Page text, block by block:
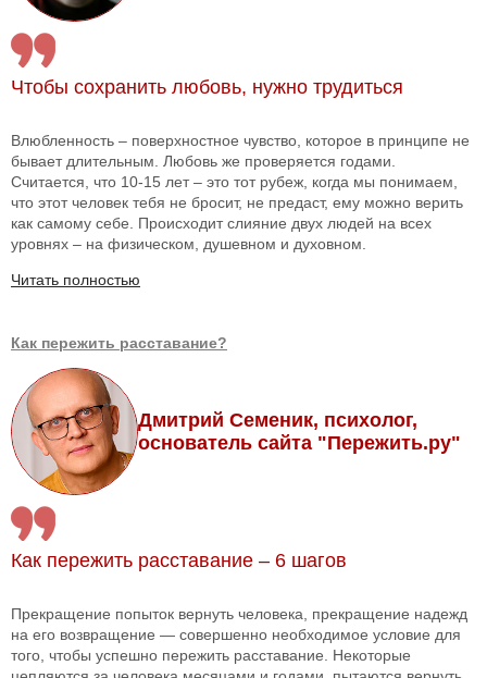
Чтобы сохранить любовь, нужно трудиться
Влюбленность – поверхностное чувство, которое в принципе не
бывает длительным. Любовь же проверяется годами.
Считается, что 10-15 лет – это тот рубеж, когда мы понимаем,
что этот человек тебя не бросит, не предаст, ему можно верить
как самому себе. Происходит слияние двух людей на всех
уровнях – на физическом, душевном и духовном.
Читать полностью
Как пережить расставание?
Дмитрий Семеник, психолог,
основатель сайта "Пережить.ру"
Как пережить расставание – 6 шагов
Прекращение попыток вернуть человека, прекращение надежд
на его возвращение — совершенно необходимое условие для
того, чтобы успешно пережить расставание. Некоторые